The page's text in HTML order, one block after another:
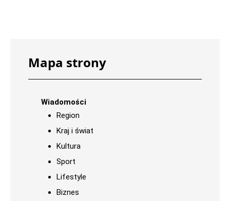
Mapa strony
Wiadomości
Region
Kraj i świat
Kultura
Sport
Lifestyle
Biznes